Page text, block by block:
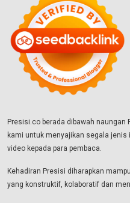
Presisi.co berada dibawah naungan
kami untuk menyajikan segala
video kepada para pembaca.
Kehadiran Presisi diharapkan
yang konstruktif, kolaboratif dan